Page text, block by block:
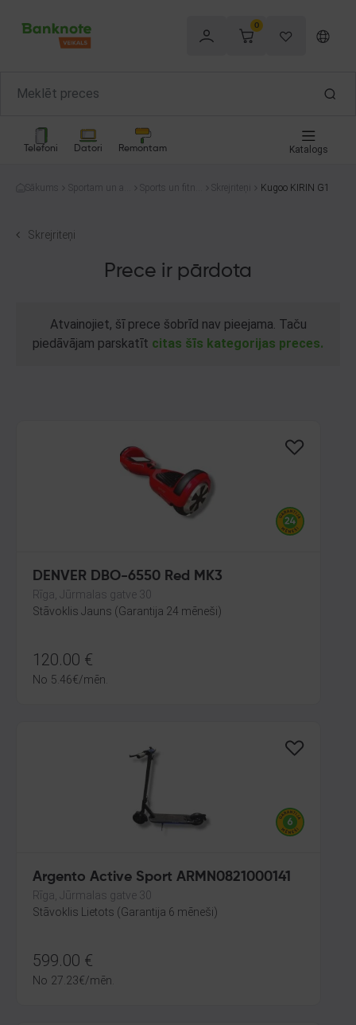
0
Telefoni Datori Remontam Katalogs
Sākums
Sportam un at
Sports un fitne
Skrejriteņi Kugoo KIRIN G1
Skrejriteņi
Prece ir pārdota
Atvainojiet, šī prece šobrīd nav pieejama. Taču
piedāvājam parskatīt citas šīs kategorijas preces.
DENVER DBO-6550 Red MK3
Rīga, Jūrmalas gatve 30
Stāvoklis Jauns (Garantija 24 mēneši)
120.00 €
No 5.46€/mēn.
Argento Active Sport ARMN0821000141
Rīga, Jūrmalas gatve 30
Stāvoklis Lietots (Garantija 6 mēneši)
599.00 €
No 27.23€/mēn.